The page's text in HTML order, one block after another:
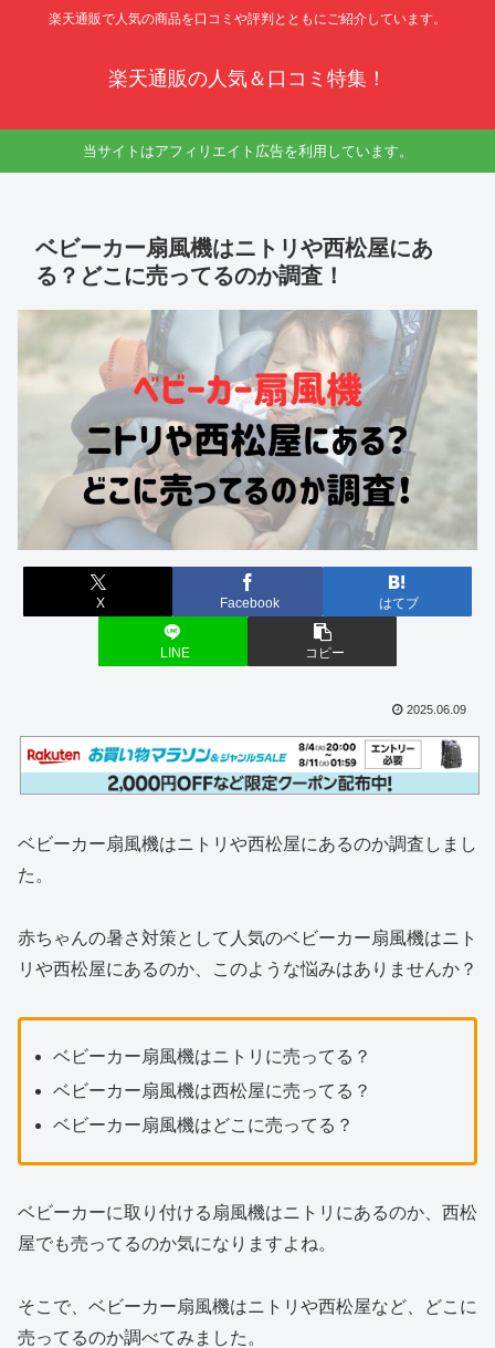
楽天通販で人気の商品を口コミや評判とともにご紹介しています。
楽天通販の人気＆口コミ特集！
当サイトはアフィリエイト広告を利用しています。
ベビーカー扇風機はニトリや西松屋にあ
る？どこに売ってるのか調査！
X Facebook はてブ
LINE コピー
2025.06.09
ベビーカー扇風機はニトリや西松屋にあるのか調査しまし
た。
赤ちゃんの暑さ対策として人気のベビーカー扇風機はニト
リや西松屋にあるのか、このような悩みはありませんか？
ベビーカー扇風機はニトリに売ってる？
ベビーカー扇風機は西松屋に売ってる？
ベビーカー扇風機はどこに売ってる？
ベビーカーに取り付ける扇風機はニトリにあるのか、西松
屋でも売ってるのか気になりますよね。
そこで、ベビーカー扇風機はニトリや西松屋など、どこに
売ってるのか調べてみました。